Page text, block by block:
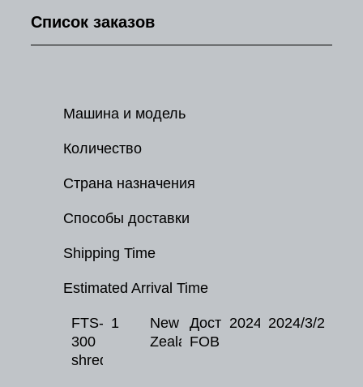
Список заказов
Машина и модель
Количество
Страна назначения
Способы доставки
Shipping Time
Estimated Arrival Time
FTS-
300
shredder
1
New
Zealand
Доставка
FOB
2024/1/22024/3/2